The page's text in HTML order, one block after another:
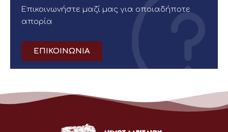
Επικοινωνήστε μαζί μας για οποιαδήποτε
απορία
ΕΠΙΚΟΙΝΩΝΙΑ